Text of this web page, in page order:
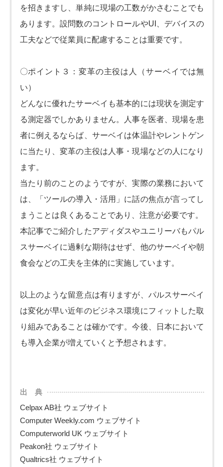
を招きますし、単純に現場の工数がかさむことでも
あります。設問数のコントロールやUI、デバイスの
工夫などで従業員に配慮することは重要です。
〇ポイント３：変革の主役は人（サーベイでは無
い）
どんなに優れたサーベイも基本的には現状を測定す
る測定器でしかありません。人事を医者、現場を患
者に例えるならば、サーベイは体温計やレントゲン
に当たり、変革の主役は人事・現場などの人になり
ます。
当たり前のことのようですが、実際の業務において
は、「ツールの導入・活用」に話の焦点が言ってし
まうことは良くあることであり、注意が必要です。
本記事でご紹介したアディダスやユニリーバもパル
スサーベイに過剰な期待はせず、他のサーベイや朝
食会などの工夫を主体的に実施しています。
以上のような留意点は有りますが、パルスサーベイ
は変化が早い近年のビジネス環境にフィットした取
り組みであることは確かです。今後、日本において
も導入企業が増えていくと予想されます。
出 典
Celpax AB社 ウェブサイト
Computer Weekly.com ウェブサイト
Computerworld UK ウェブサイト
Peakon社 ウェブサイト
Qualtrics社 ウェブサイト